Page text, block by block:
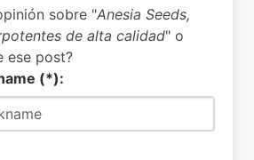
sobre "Anesia Seeds,
de alta calidad" o
ese post?
(*):